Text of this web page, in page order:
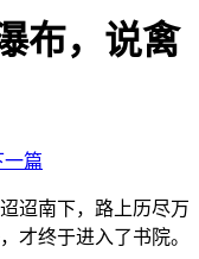
布，说禽
一篇
迢南下，路上历尽万
才终于进入了书院。